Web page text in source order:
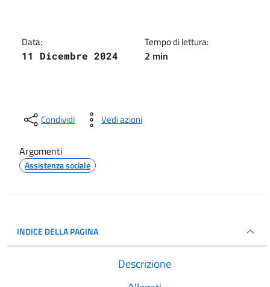
Data:
11 Dicembre 2024
Tempo di lettura:
2 min
Condividi Vedi azioni
Argomenti
Assistenza sociale
INDICE DELLA PAGINA
Descrizione